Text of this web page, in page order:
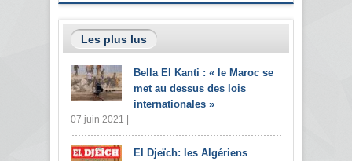
Les plus lus
Bella El Kanti : « le Maroc se
met au dessus des lois
internationales »
07 juin 2021 |
El Djeïch: les Algériens